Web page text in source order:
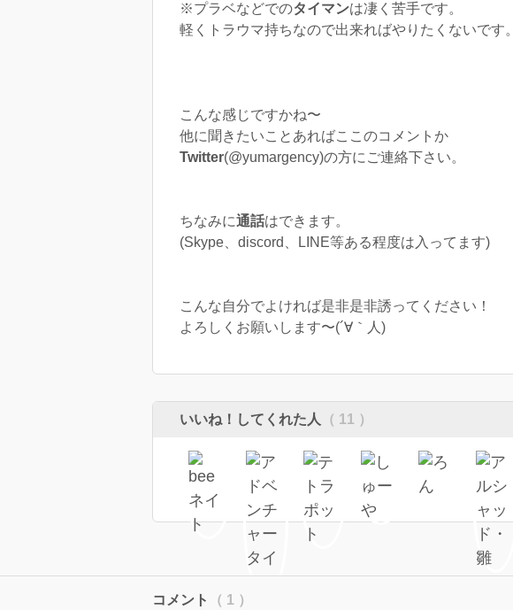
※プラベなどでのタイマンは凄く苦手です。
軽くトラウマ持ちなので出来ればやりたくないです。
こんな感じですかね〜
他に聞きたいことあればここのコメントか
Twitter(@yumargency)の方にご連絡下さい。
ちなみに通話はできます。
(Skype、discord、LINE等ある程度は入ってます)
こんな自分でよければ是非是非誘ってください！
よろしくお願いします〜(´∀｀人)
いいね！してくれた人 （ 11 ）
コメント （ 1 ）